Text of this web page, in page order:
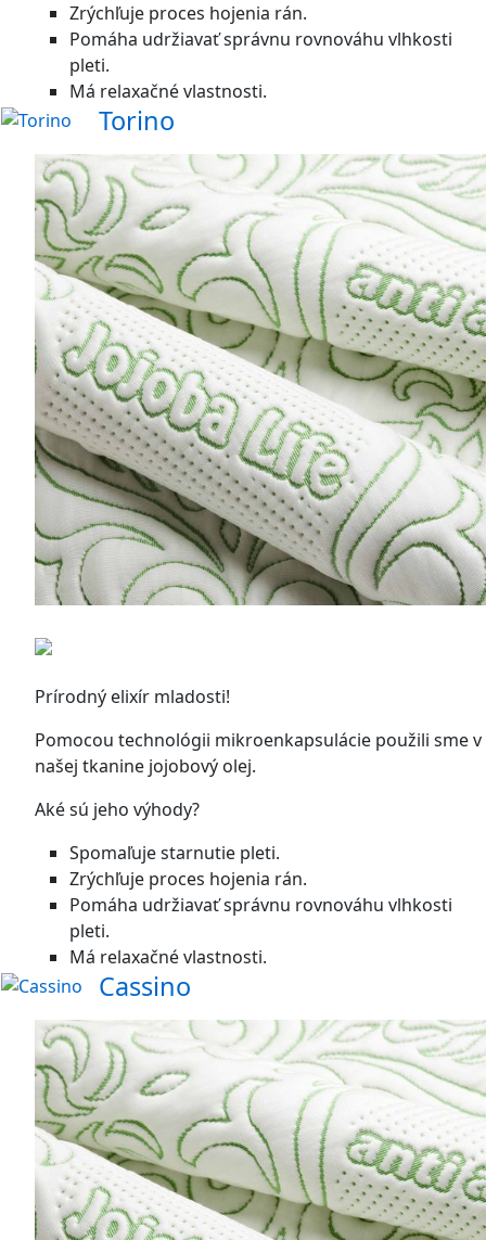
Zrýchľuje proces hojenia rán.
Pomáha udržiavať správnu rovnováhu vlhkosti
pleti.
Má relaxačné vlastnosti.
Torino
Prírodný elixír mladosti!
Pomocou technológii mikroenkapsulácie použili sme v
našej tkanine jojobový olej.
Aké sú jeho výhody?
Spomaľuje starnutie pleti.
Zrýchľuje proces hojenia rán.
Pomáha udržiavať správnu rovnováhu vlhkosti
pleti.
Má relaxačné vlastnosti.
Cassino